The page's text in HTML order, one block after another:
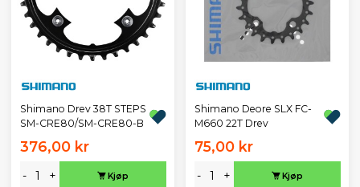
Shimano Drev 38T STEPS
SM-CRE80/SM-CRE80-B
376,00 kr
- + Kjøp
Shimano Deore SLX FC-
M660 22T Drev
75,00 kr
- + Kjøp